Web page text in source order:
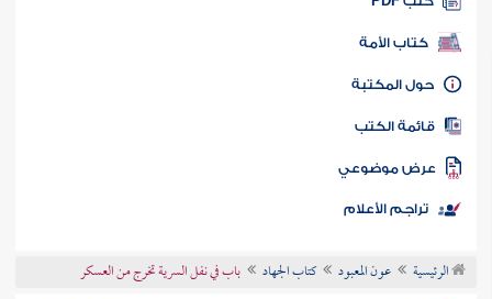
كتب PDF
كتاب الأمة
المكتبة
الكتب
موضوعي
تراجم الأعلام
الرئيسية عون المعبود كتاب الجهاد باب في نفل السرية تخرج من العسكر